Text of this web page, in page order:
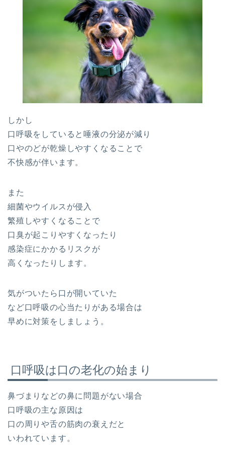
しかし
口呼吸をしていると唾液の分泌が減り
口やのどが乾燥しやすくなることで
不快感が伴います。
また
細菌やウイルスが侵入
繁殖しやすくなることで
口臭が起こりやすくなったり
感染症にかかるリスクが
高くなったりします。
気がついたら口が開いていた
など口呼吸の心当たりがある場合は
早めに対策をしましょう。
口呼吸は口の老化の始まり
鼻づまりなどの鼻に問題がない場合
口呼吸の主な原因は
口の周りや舌の筋肉の衰えだと
いわれています。